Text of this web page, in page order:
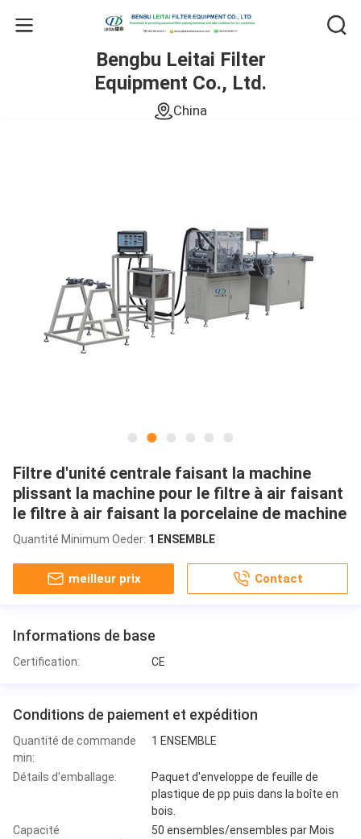
Bengbu Leitai Filter
Equipment Co., Ltd.
China
Filtre d'unité centrale faisant la machine
plissant la machine pour le filtre à air faisant
le filtre à air faisant la porcelaine de machine
Quantité Minimum Oeder: 1 ENSEMBLE
meilleur prix Contact
Informations de base
Certification: CE
Conditions de paiement et expédition
Quantité de commande
min:
1 ENSEMBLE
Détails d'emballage:
Paquet d'enveloppe de feuille de
plastique de pp puis dans la boîte en
bois.
Capacité
50 ensembles/ensembles par Mois